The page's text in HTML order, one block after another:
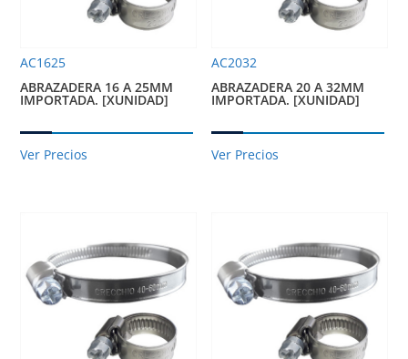
AC1625
ABRAZADERA 16 A 25MM
IMPORTADA. [XUNIDAD]
Ver Precios
AC2032
ABRAZADERA 20 A 32MM
IMPORTADA. [XUNIDAD]
Ver Precios